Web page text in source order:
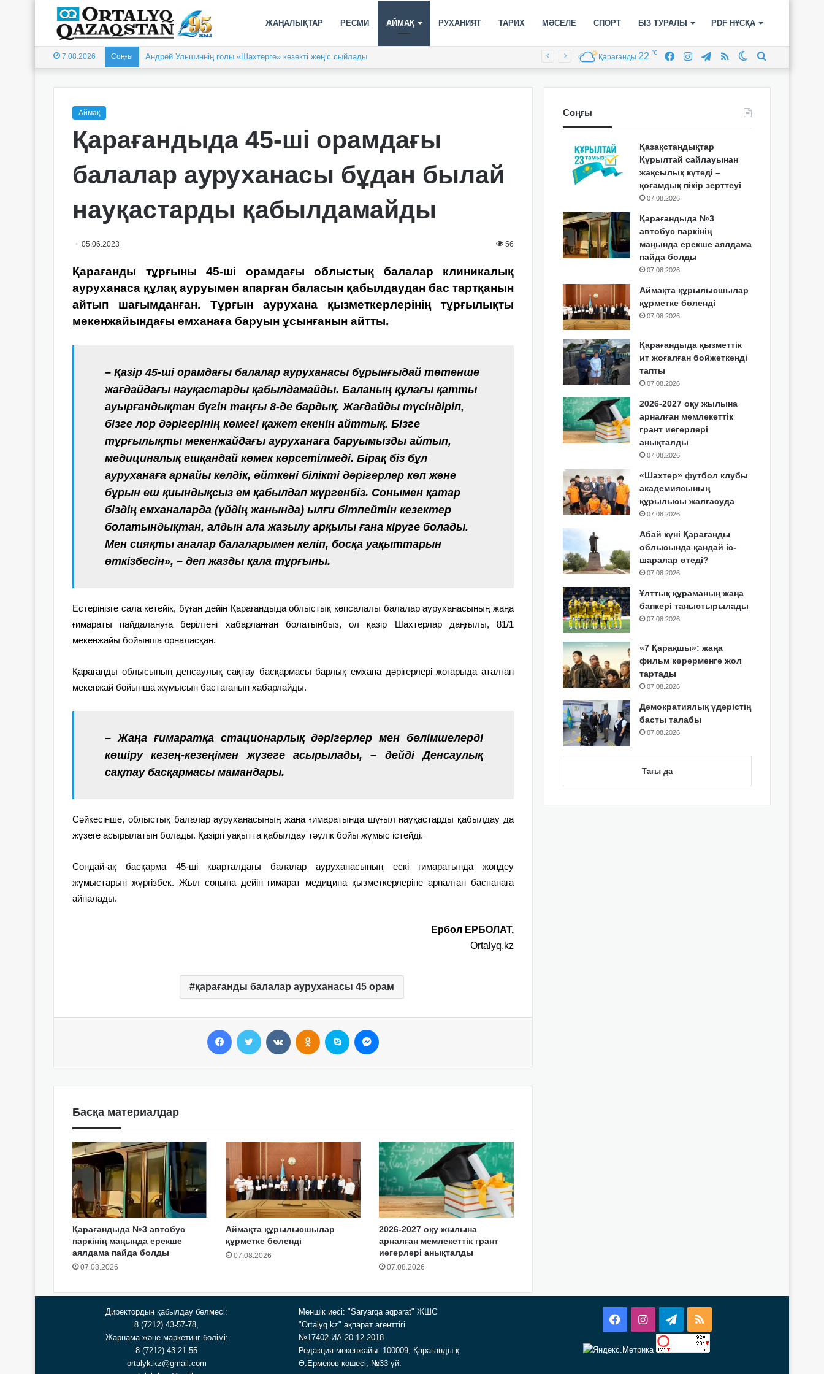
ЖАҢАЛЫҚТАР РЕСМИ АЙМАҚ РУХАНИЯТ ТАРИХ МӘСЕЛЕ СПОРТ БІЗ ТУРАЛЫ PDF НҰСҚА
7.08.2026 Соңғы Андрей Ульшиннің голы «Шахтерге» кезекті жеңіс сыйлады Switch
RSS
Telegram
Instagram
Facebook
Қарағанды 22 ℃
Аймақ
Қарағандыда 45-ші орамдағы
балалар ауруханасы бұдан былай
науқастарды қабылдамайды
05.06.2023 56
Қарағанды ​​тұрғыны 45-ші орамдағы облыстық балалар клиникалық
ауруханаса құлақ ауруымен апарған баласын қабылдаудан бас тартқанын
айтып шағымданған. Тұрғын аурухана қызметкерлерінің тұрғылықты
мекенжайындағы емханаға баруын ұсынғанын айтты.
– Қазір 45-ші орамдағы балалар ауруханасы бұрынғыдай төтенше
жағдайдағы науқастарды қабылдамайды. Баланың құлағы қатты
ауырғандықтан бүгін таңғы 8-де бардық. Жағдайды түсіндіріп,
бізге лор дәрігерінің көмегі қажет екенін айттық. Бізге
тұрғылықты мекенжайдағы ауруханаға баруымызды айтып,
медициналық ешқандай көмек көрсетілмеді. Бірақ біз бұл
ауруханаға арнайы келдік, өйткені білікті дәрігерлер көп және
бұрын еш қиындықсыз ем қабылдап жүргенбіз. Сонымен қатар
біздің емханаларда (үйдің жанында) ылғи бітпейтін кезектер
болатындықтан, алдын ала жазылу арқылы ғана кіруге болады.
Мен сияқты аналар балаларымен келіп, босқа уақыттарын
өткізбесін», – деп жазды қала тұрғыны.
Естеріңізге сала кетейік, бұған дейін Қарағандыда облыстық көпсалалы балалар ауруханасының жаңа
ғимараты пайдалануға берілгені хабарланған болатынбыз, ол қазір Шахтерлар даңғылы, 81/1
мекенжайы бойынша орналасқан.
Қарағанды ​​облысының денсаулық сақтау басқармасы барлық емхана дәрігерлері жоғарыда аталған
мекенжай бойынша жұмысын бастағанын хабарлайды.
– Жаңа ғимаратқа стационарлық дәрігерлер мен бөлімшелерді
көшіру кезең-кезеңімен жүзеге асырылады, – дейді Денсаулық
сақтау басқармасы мамандары.
Сәйкесінше, облыстық балалар ауруханасының жаңа ғимаратында шұғыл науқастарды қабылдау да
жүзеге асырылатын болады. Қазіргі уақытта қабылдау тәулік бойы жұмыс істейді.
Сондай-ақ басқарма 45-ші кварталдағы балалар ауруханасының ескі ғимаратында жөндеу
жұмыстарын жүргізбек. Жыл соңына дейін ғимарат медицина қызметкерлеріне арналған баспанаға
айналады.
Ербол ЕРБОЛАТ,
Ortalyq.kz
қарағанды балалар ауруханасы 45 орам
Басқа материалдар
Қарағандыда №3 автобус
паркінің маңында ерекше
аялдама пайда болды
07.08.2026
Аймақта құрылысшылар
құрметке бөленді
07.08.2026
2026-2027 оқу жылына
арналған мемлекеттік грант
иегерлері анықталды
07.08.2026
Соңғы
Қазақстандықтар
Құрылтай сайлауынан
жақсылық күтеді –
қоғамдық пікір зерттеуі
07.08.2026
Қарағандыда №3
автобус паркінің
маңында ерекше аялдама
пайда болды
07.08.2026
Аймақта құрылысшылар
құрметке бөленді
07.08.2026
Қарағандыда қызметтік
ит жоғалған бойжеткенді
тапты
07.08.2026
2026-2027 оқу жылына
арналған мемлекеттік
грант иегерлері
анықталды
07.08.2026
«Шахтер» футбол клубы
академиясының
құрылысы жалғасуда
07.08.2026
Абай күні Қарағанды
облысында қандай іс-
шаралар өтеді?
07.08.2026
Ұлттық құраманың жаңа
бапкері таныстырылады
07.08.2026
«7 Қарақшы»: жаңа
фильм көрерменге жол
тартады
07.08.2026
Демократиялық үдерістің
басты талабы
07.08.2026
Тағы да
Директордың қабылдау бөлмесі:
8 (7212) 43-57-78,
Жарнама және маркетинг бөлімі:
8 (7212) 43-21-55
ortalyk.kz@gmail.com
Меншік иесі: "Saryarqa aqparat" ЖШС
"Ortalyq.kz" ақпарат агенттігі
№17402-ИА 20.12.2018
Редакция мекенжайы: 100009, Қарағанды қ.
Ә.Ермеков көшесі, №33 үй.
FacebookInstagramTelegram
RSS